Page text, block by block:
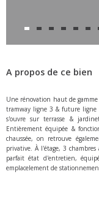
A propos de ce bien
Une rénovation haut de
tramway ligne 3 & future ligne
s'ouvre sur terrasse &
Entièrement équipée &
chaussée, on retrouve
privative. À l'étage, 3
parfait état d'entretien,
emplacelement de